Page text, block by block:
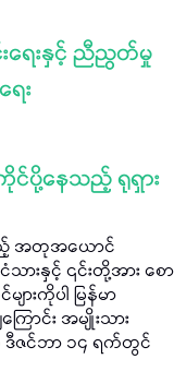
ရေးနှင့် ညီညွတ်မှု
း
င်ပို့နေသည့် ရုရှား
ည့် အတုအယောင်
ားနှင့် ၎င်းတို့အား စော
ားကိုပါ မြန်မာ
ာင်း အမျိုးသား
ဇင်ဘာ ၁၄ ရက်တွင်